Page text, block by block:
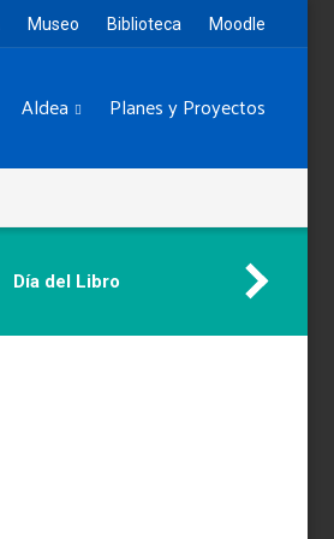
Museo Biblioteca Moodle
Aldea Planes y Proyectos
Día del Libro